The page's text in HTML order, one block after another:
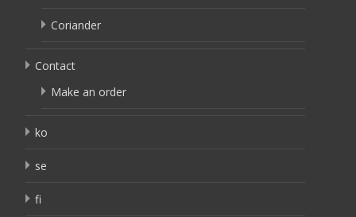
Coriander
Contact
Make an order
ko
se
fi